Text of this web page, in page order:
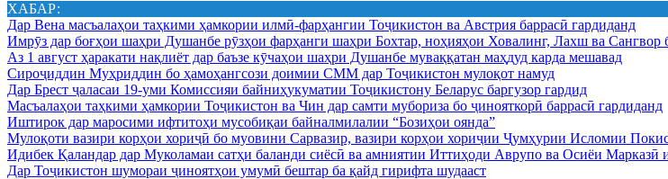
ХАБАР:
Дар Вена масъалаҳои таҳкими ҳамкории илмӣ-фарҳангии Тоҷикистон ва Австрия баррасӣ гардиданд
Имрӯз дар боғҳои шаҳри Душанбе рӯзҳои фарҳанги шаҳри Бохтар, ноҳияҳои Ховалинг, Лахш ва Сангвор
Аз 1 август ҳаракати нақлиёт дар баъзе кӯчаҳои шаҳри Душанбе муваққатан маҳдуд карда мешавад
Сироҷиддин Муҳриддин бо ҳамоҳангсози доимии СММ дар Тоҷикистон мулоқот намуд
Дар Брест ҷаласаи 19-уми Комиссияи байниҳукуматии Тоҷикистону Беларус баргузор гардид
Масъалаҳои таҳкими ҳамкории Тоҷикистон ва Чин дар самти мубориза бо ҷинояткорӣ баррасӣ гардиданд
Иштирок дар маросими ифтитоҳи мусобиқаи байналмилалии “Бозиҳои оянда”
Мулоқоти вазири корҳои хориҷӣ бо муовини Сарвазир, вазири корҳои хориҷии Ҷумҳурии Исломии
Идибек Қаландар дар Муколамаи сатҳи баланди сиёсӣ ва амниятии Иттиҳоди Аврупо ва Осиёи Марказӣ
Дар Тоҷикистон шумораи ҷиноятҳои умумӣ бештар ба қайд гирифта шудааст